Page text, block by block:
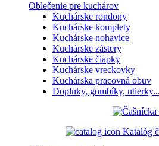
Oblečenie pre kuchárov
Kuchárske rondony
Kuchárske komplety
Kuchárske nohavice
Kuchárske zástery
Kuchárske čiapky
Kuchárske vreckovky
Kuchárska pracovná obuv
Doplnky, gombíky, utierky...
Katalóg